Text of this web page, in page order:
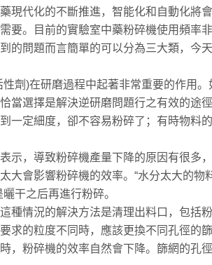
現代化的不斷推進，智能化和自動化將
要。目前的實驗室中藥粉碎機使用頻率
問題而言簡單的可以分為三大類，今
劑)在研磨過程中起著非常重要的作用
當選擇是解決逆研磨問題行之有效的途
定細度，卻不容易粉碎了；有時物料的
，導致粉碎機產量下降的原因有很多
大會影響粉碎機的效率。“水分太大的
干之后再進行粉碎。
情況的解決方法是清理出料口，包括
求的粒度不同時，應該更換不同孔徑的
，粉碎機的效率自然會下降。篩網的孔